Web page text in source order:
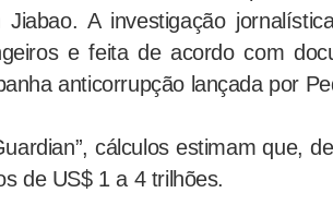
Jiabao. A investigação
e feita de acordo com
anticorrupção lançada por
cálculos estimam que,
de US$ 1 a 4 trilhões.